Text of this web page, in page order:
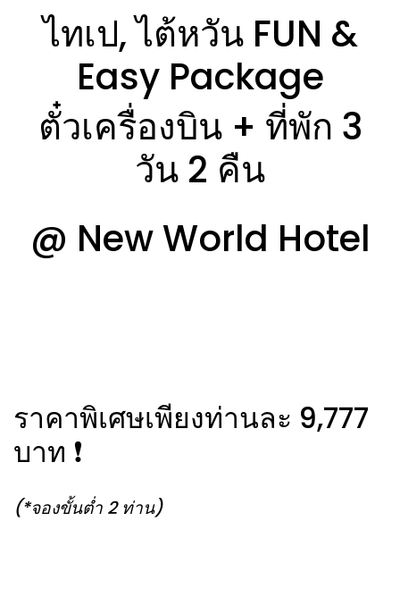
ไทเป, ไต้หวัน FUN &
Easy Package
ตั๋วเครื่องบิน + ที่พัก 3
วัน 2 คืน
@ New World Hotel
ราคาพิเศษเพียงท่านละ 9,777
บาท ❗️
(*จองขั้นต่ำ 2 ท่าน)